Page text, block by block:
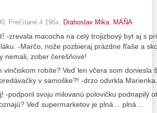
, Prečítané 4 196x, Drahoslav Mika MÁŇA
-zrevala macocha na celý trojizbový byt aj s
-Marčo, nože pozbieraj prázdne fľaše a
nemali, zober čerešňové!
vinčiskom robíte? Veď len včera som doniesla
v samoške?! -drzo odvrkla
-podporil svoju milovanú polovičku podnapilý
Veď supermarketov je plná… plná…